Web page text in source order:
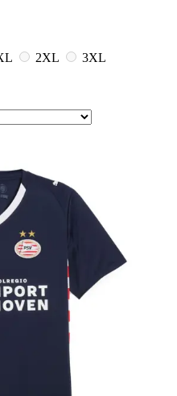
2XL
3XL